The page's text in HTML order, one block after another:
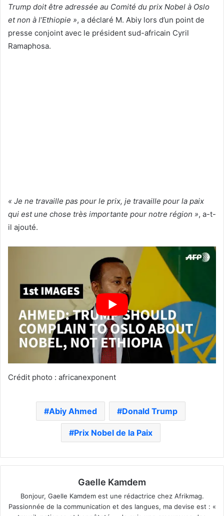
Trump doit être adressée au Comité du prix Nobel à Oslo
et non à l’Ethiopie », a déclaré M. Abiy lors d’un point de
presse conjoint avec le président sud-africain Cyril
Ramaphosa.
« Je ne travaille pas pour le prix, je travaille pour la paix
qui est une chose très importante pour notre région », a-t-
il ajouté.
Crédit photo : africanexponent
Abiy Ahmed Donald Trump
Prix Nobel de la Paix
Gaelle Kamdem
Bonjour, Gaelle Kamdem est une rédactrice chez Afrikmag.
Passionnée de la communication et des langues, ma devise est : «